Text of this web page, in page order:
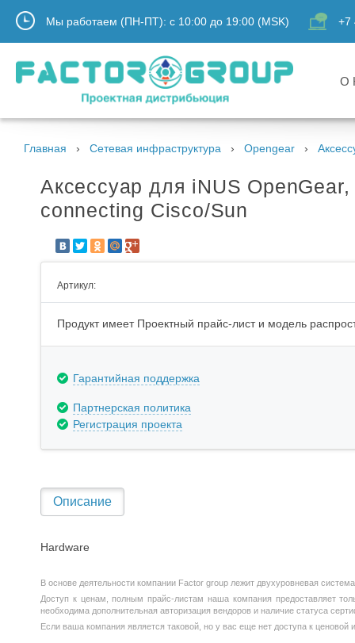
Мы работаем (ПН-ПТ): с 10:00 до 19:00 (MSK) +7
О
Главная Сетевая инфраструктура Opengear
Аксессуар для iNUS
connecting Cisco/Sun
Артикул:
Продукт имеет Проектный прайс-лист и модель
Гарантийная поддержка
Партнерская политика
Регистрация проекта
Описание
Hardware
В основе деятельности компании Factor group лежит двухуровневая
Доступ к ценам, полным прайс-листам наша компания предоставляет
необходима дополнительная авторизация вендоров и наличие статуса
Если ваша компания является таковой, но у вас еще нет доступа к